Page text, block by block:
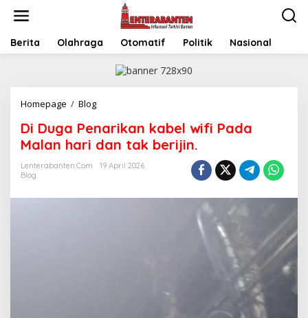
Berita Olahraga Otomatif Politik Nasional
Homepage / BlogDi
Penarikan
kabel
wifi
Pada
dan
Di Duga Penarikan kabel wifi Pada
Malan hari dan tak berijin.
Lenterabanten.com
19 April 2026
Blog